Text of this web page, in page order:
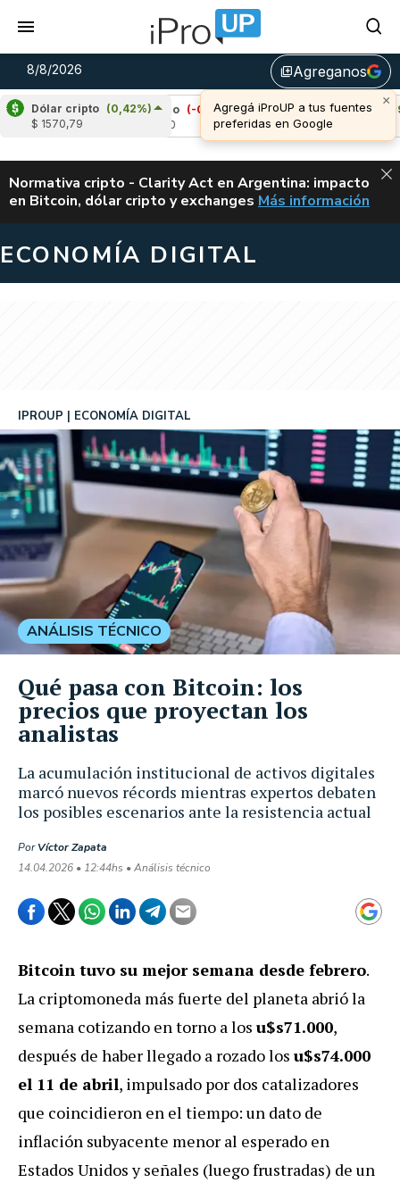
8/8/2026 library_addAgreganos
×
Agregá iProUP a tus fuentes
preferidas en Google
Dólar cripto (0,42%)
$ 1570,79
Cardano (-0,79%)
Avalanche (1,09%)
u$s 6,52
ALERTA
Normativa cripto - Clarity Act en Argentina: impacto
en Bitcoin, dólar cripto y exchanges CLARITY ACT EN
Más información
ECONOMÍA DIGITAL
La acumulación institucional de activos digitales
marcó nuevos récords mientras expertos debaten
los posibles escenarios ante la resistencia actual
IPROUP ECONOMÍA DIGITAL
PorVíctor Zapata
14.04.2026 • 12:44hs • Análisis técnico
ANÁLISIS TÉCNICO
Qué pasa con Bitcoin: los
precios que proyectan los
analistas
Bitcoin tuvo su mejor semana desde febrero.
La criptomoneda más fuerte del planeta abrió la
semana cotizando en torno a los u$s71.000,
después de haber llegado a rozado los u$s74.000
el 11 de abril, impulsado por dos catalizadores
que coincidieron en el tiempo: un dato de
inflación subyacente menor al esperado en
Estados Unidos y señales (luego frustradas) de un